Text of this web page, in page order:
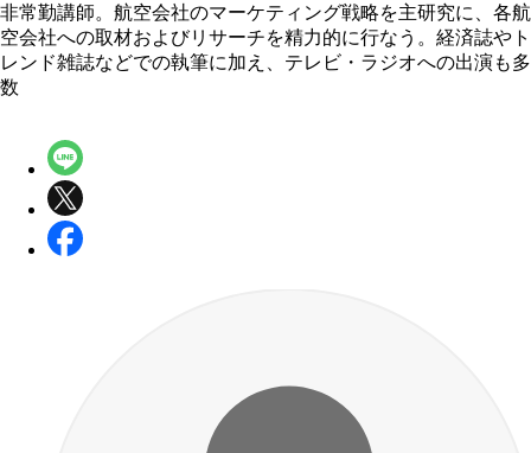
非常勤講師。航空会社のマーケティング戦略を主研究に、各航
空会社への取材およびリサーチを精力的に行なう。経済誌やト
レンド雑誌などでの執筆に加え、テレビ・ラジオへの出演も多
数